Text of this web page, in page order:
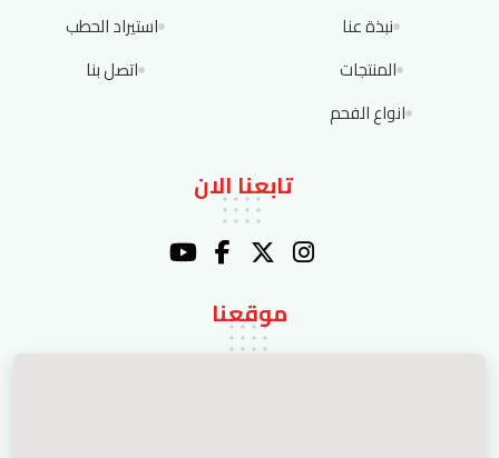
نبذة عنا
المنتجات
انواع الفحم
استيراد الحطب
اتصل بنا
تابعنا الان
موقعنا